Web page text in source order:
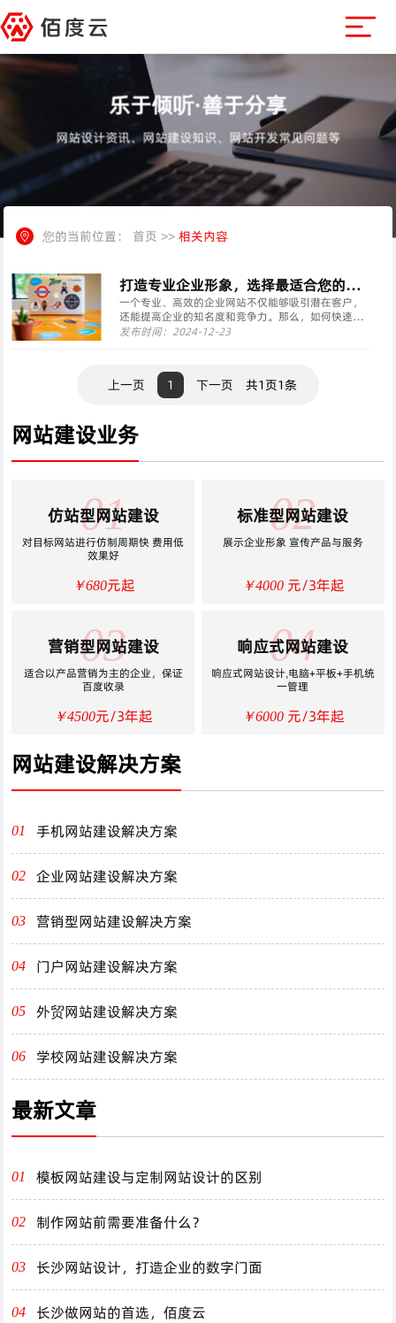
乐于倾听·善于分享
网站设计资讯、网站建设知识、网站开发常见问题等
您的当前位置： 首页 >>相关内容
打造专业企业形象，选择最适合您的企
业网站模板(快速搭建您的企业官网，提
升品牌知名度与竞争力)
一个专业、高效的企业网站不仅能够吸引潜在客户，
还能提高企业的知名度和竞争力。那么，如何快速搭
建一个符合企业需求的企业网站呢？本文将为您提供
要明确···
发布时间：2024-12-23
上一页 1 下一页 共1页1条
网站建设业务
01
仿站型网站建设
对目标网站进行仿制周期快 费用低
效果好
￥680元起
02
标准型网站建设
展示企业形象 宣传产品与服务
￥4000元/3年起
03
营销型网站建设
适合以产品营销为主的企业，保证
百度收录
￥4500元/3年起
04
响应式网站建设
响应式网站设计,电脑+平板+手机统
一管理
￥6000元/3年起
网站建设解决方案
01 手机网站建设解决方案
02 企业网站建设解决方案
03 营销型网站建设解决方案
04 门户网站建设解决方案
05 外贸网站建设解决方案
06 学校网站建设解决方案
最新文章
01 模板网站建设与定制网站设计的区别
02 制作网站前需要准备什么？
03 长沙网站设计，打造企业的数字门面
04 长沙做网站的首选，佰度云